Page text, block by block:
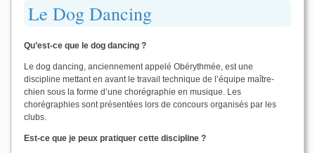
Le Dog Dancing
Qu’est-ce que le dog dancing ?
Le dog dancing, anciennement appelé Obérythmée, est une
discipline mettant en avant le travail technique de l’équipe maître-
chien sous la forme d’une chorégraphie en musique. Les
chorégraphies sont présentées lors de concours organisés par les
clubs.
Est-ce que je peux pratiquer cette discipline ?